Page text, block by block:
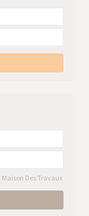
Des Travaux